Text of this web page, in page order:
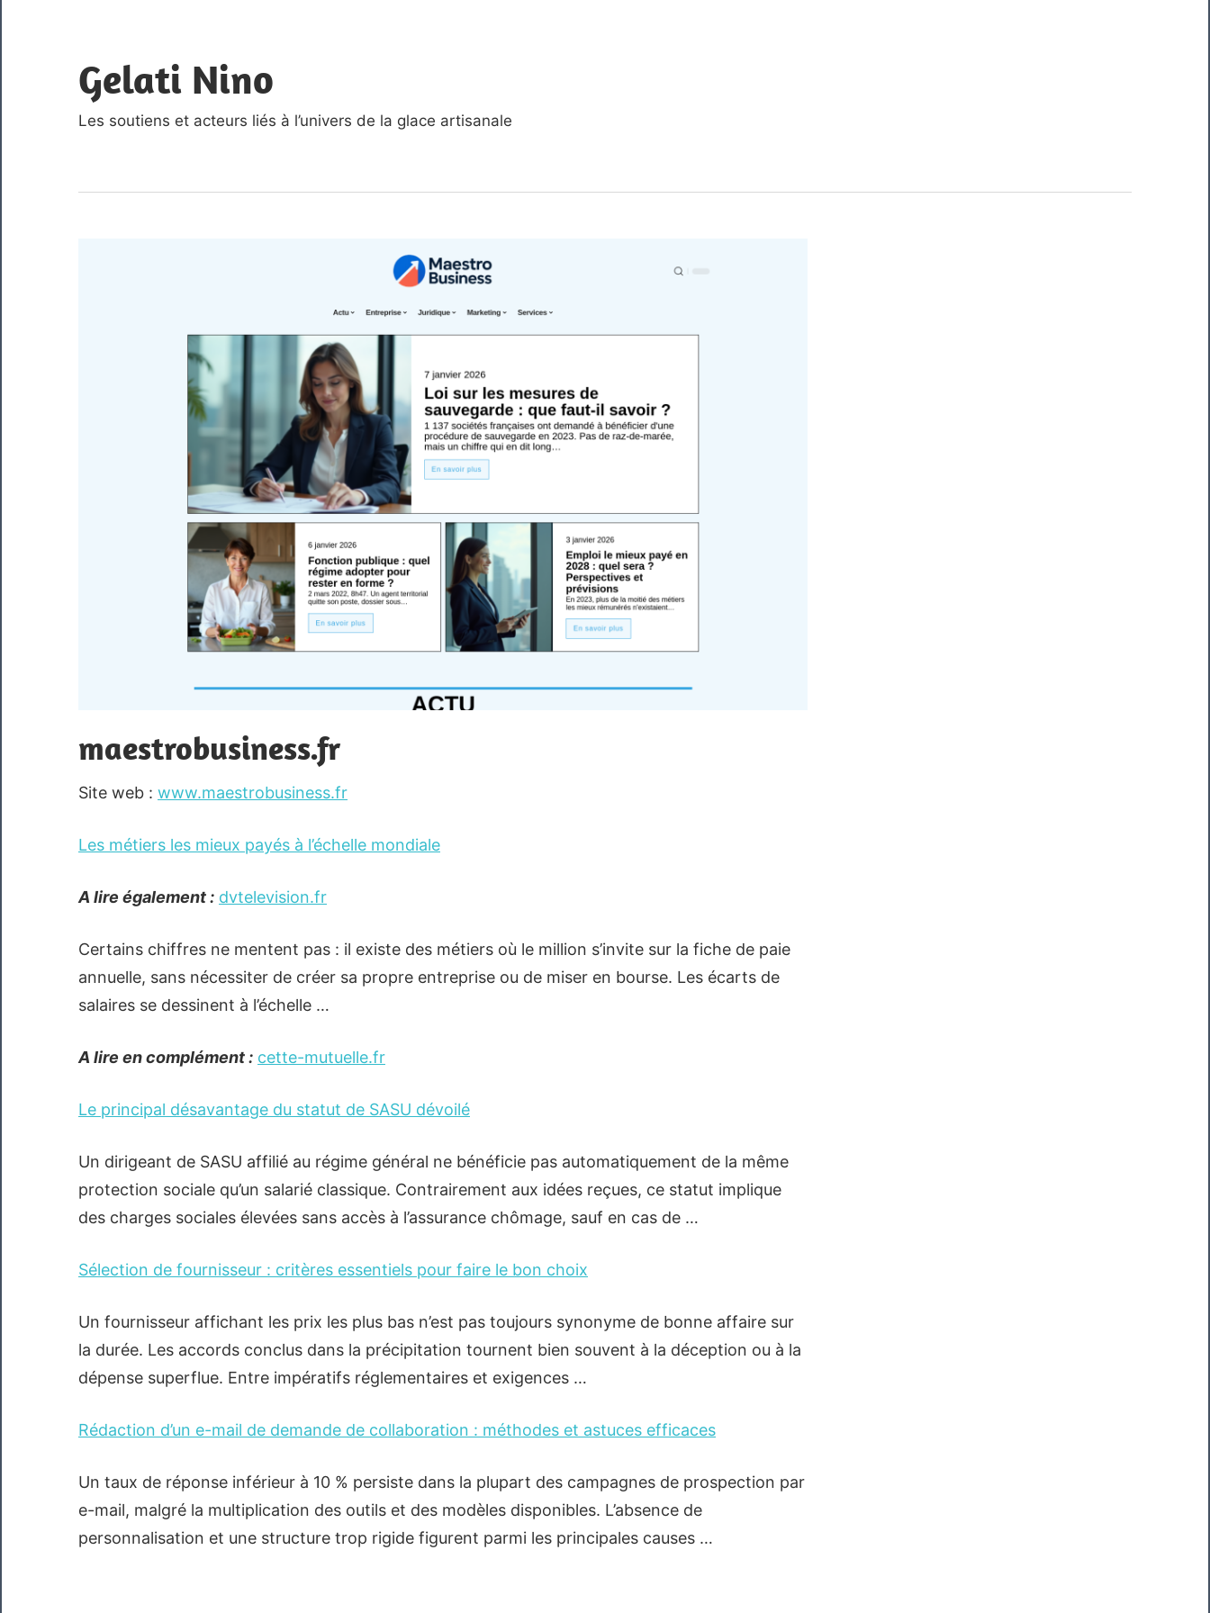
content
Gelati Nino
Les soutiens et acteurs liés à l’univers de la glace artisanale
maestrobusiness.fr
Site web : www.maestrobusiness.fr
Les métiers les mieux payés à l’échelle mondiale
A lire également : dvtelevision.fr
Certains chiffres ne mentent pas : il existe des métiers où le million s’invite sur la fiche de paie
annuelle, sans nécessiter de créer sa propre entreprise ou de miser en bourse. Les écarts de
salaires se dessinent à l’échelle …
A lire en complément : cette-mutuelle.fr
Le principal désavantage du statut de SASU dévoilé
Un dirigeant de SASU affilié au régime général ne bénéficie pas automatiquement de la même
protection sociale qu’un salarié classique. Contrairement aux idées reçues, ce statut implique
des charges sociales élevées sans accès à l’assurance chômage, sauf en cas de …
Sélection de fournisseur : critères essentiels pour faire le bon choix
Un fournisseur affichant les prix les plus bas n’est pas toujours synonyme de bonne affaire sur
la durée. Les accords conclus dans la précipitation tournent bien souvent à la déception ou à la
dépense superflue. Entre impératifs réglementaires et exigences …
Rédaction d’un e-mail de demande de collaboration : méthodes et astuces efficaces
Un taux de réponse inférieur à 10 % persiste dans la plupart des campagnes de prospection par
e-mail, malgré la multiplication des outils et des modèles disponibles. L’absence de
personnalisation et une structure trop rigide figurent parmi les principales causes …